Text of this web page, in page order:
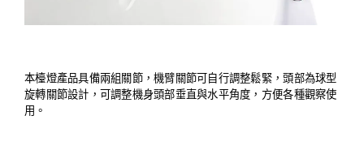
本檯燈產品具備兩組關節，機臂關節可自行調整鬆緊，頭部為球型
旋轉關節設計，可調整機身頭部垂直與水平角度，方便各種觀察使
用。